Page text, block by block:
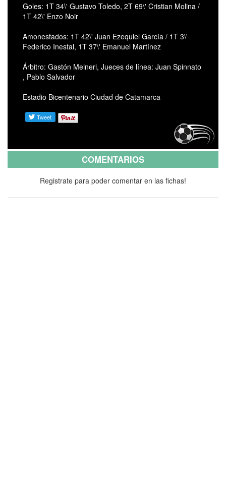
Goles: 1T 34\' Gustavo Toledo, 2T 69\' Cristian Molina /
1T 42\' Enzo Noir
Amonestados: 1T 42\' Juan Ezequiel García / 1T 3\'
Federico Inestal, 1T 37\' Emanuel Martínez
Árbitro: Gastón Meineri, Jueces de línea: Juan Spinnato
, Pablo Salvador
Estadio Bicentenario Ciudad de Catamarca
COMENTARIOS
Registrate para poder comentar en las fichas!